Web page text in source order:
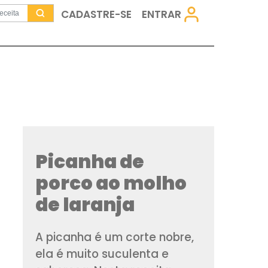
CADASTRE-SE
Picanha de
de laranja